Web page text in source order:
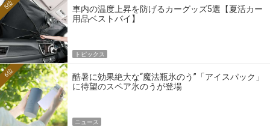
車内の温度上昇を防げるカーグッズ5選【夏活カー
用品ベストバイ】
5位
トピックス
酷暑に効果絶大な“魔法瓶氷のう”「アイスパック」
に待望のスペア氷のうが登場
6位
ニュース